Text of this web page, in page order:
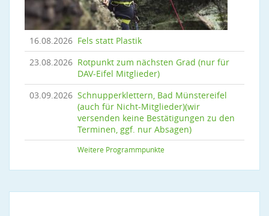
16.08.2026 Fels statt Plastik
23.08.2026 Rotpunkt zum nächsten Grad (nur für
DAV-Eifel Mitglieder)
03.09.2026 Schnupperklettern, Bad Münstereifel
(auch für Nicht-Mitglieder)(wir
versenden keine Bestätigungen zu den
Terminen, ggf. nur Absagen)
Weitere Programmpunkte